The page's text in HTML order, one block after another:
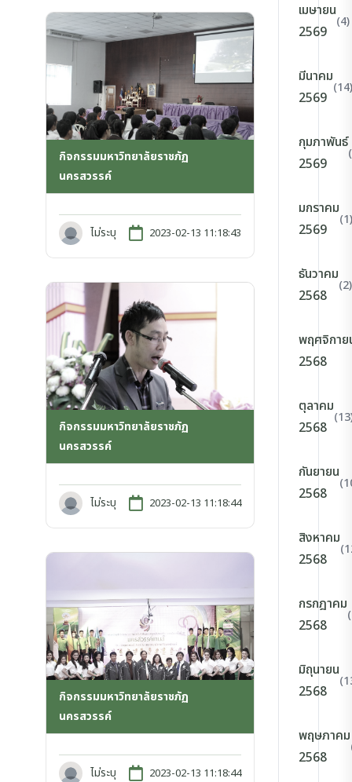
กิจกรรมมหาวิทยาลัยราชภัฏ
นครสวรรค์
ไม่ระบุ 2023-02-13 11:18:43
กิจกรรมมหาวิทยาลัยราชภัฏ
นครสวรรค์
ไม่ระบุ 2023-02-13 11:18:44
กิจกรรมมหาวิทยาลัยราชภัฏ
นครสวรรค์
ไม่ระบุ 2023-02-13 11:18:44
เมษายน
2569
(4)
มีนาคม
2569
(14)
กุมภาพันธ์
2569
มกราคม
2569
(1)
ธันวาคม
2568
(2)
พฤศจิกาย
2568
ตุลาคม
2568
กันยายน
2568
สิงหาคม
2568
กรกฎาคม
2568
มิถุนายน
2568
พฤษภาคม
2568